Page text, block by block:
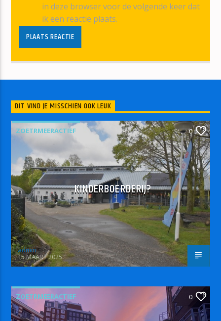
in deze browser voor de volgende keer dat
ik een reactie plaats.
DIT VIND JE MISSCHIEN OOK LEUK
ZOETRMEERACTIEF 0
KINDERBOERDERIJ?
admin
15 MAART 2025
ZOETRMEERACTIEF 0